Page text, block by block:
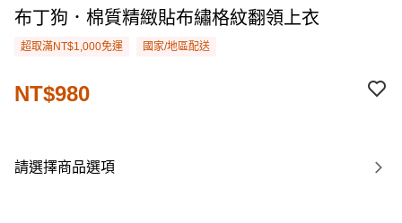
布丁狗．棉質精緻貼布繡格紋翻領上衣
超取滿NT$1,000免運 國家/地區配送
NT$980
請選擇商品選項